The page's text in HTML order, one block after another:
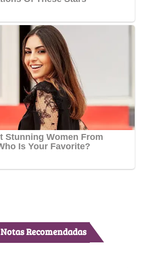
Notas Recomendadas